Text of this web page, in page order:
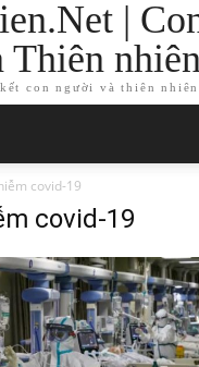
|
Thiên
con người và thiên nhiên
covid-19
covid-19